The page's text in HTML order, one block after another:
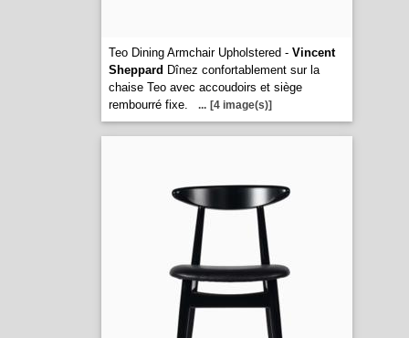
Teo Dining Armchair Upholstered - Vincent
Sheppard Dînez confortablement sur la
chaise Teo avec accoudoirs et siège
rembourré fixe.
... [4 image(s)]